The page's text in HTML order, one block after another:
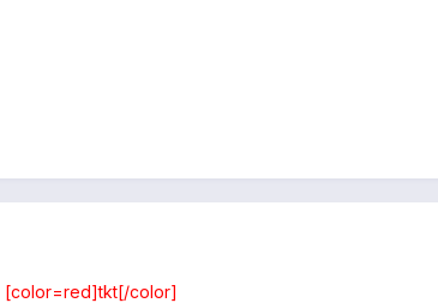
[color=red]tkt[/color]